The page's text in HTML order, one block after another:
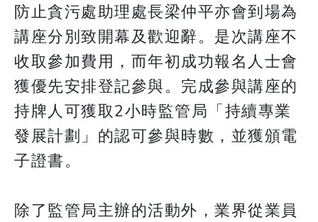
防止貪污處助理處長梁仲平亦會到場為
講座分別致開幕及歡迎辭。是次講座不
收取參加費用，而年初成功報名人士會
獲優先安排登記參與。完成參與講座的
持牌人可獲取2小時監管局「持續專業
發展計劃」的認可參與時數，並獲頒電
子證書。
除了監管局主辦的活動外，業界從業員